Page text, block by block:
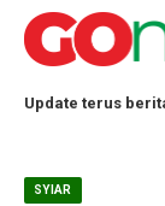
Update terus
SYIAR